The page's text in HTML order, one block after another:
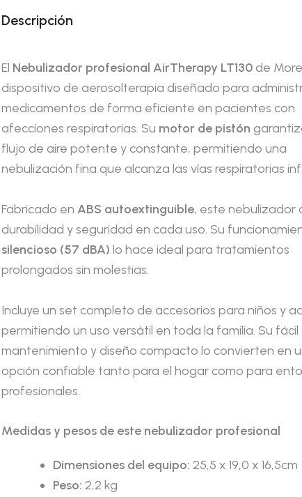
Descripción
El Nebulizador profesional AirTherapy LT130de
dispositivo de aerosolterapia diseñado para
medicamentos de forma eficiente en pacientes con
afecciones respiratorias. Su motor de pistón
flujo de aire potente y constante, permitiendo una
nebulización fina que alcanza las vías respiratorias
Fabricado en ABS autoextinguible, este nebulizador
durabilidad y seguridad en cada uso. Su
silencioso (57 dBA) lo hace ideal para tratamientos
prolongados sin molestias.
Incluye un set completo de accesorios para niños y
permitiendo un uso versátil en toda la familia. Su fácil
mantenimiento y diseño compacto lo convierten en
opción confiable tanto para el hogar como para
profesionales.
Medidas y pesos de este nebulizador profesional
Dimensiones del equipo: 25,5 x 19,0 x 16,5cm
Peso: 2,2 kg